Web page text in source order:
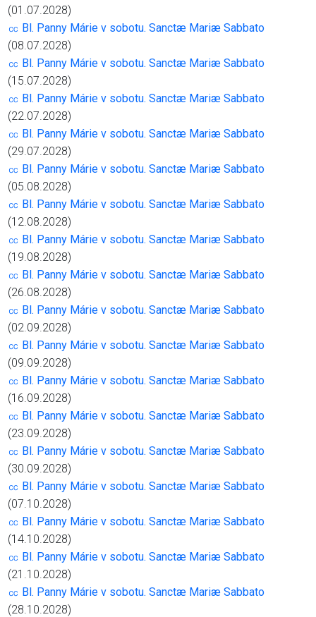
(01.07.2028)
㏄ Bl. Panny Márie v sobotu. Sanctæ Mariæ Sabbato
(08.07.2028)
㏄ Bl. Panny Márie v sobotu. Sanctæ Mariæ Sabbato
(15.07.2028)
㏄ Bl. Panny Márie v sobotu. Sanctæ Mariæ Sabbato
(22.07.2028)
㏄ Bl. Panny Márie v sobotu. Sanctæ Mariæ Sabbato
(29.07.2028)
㏄ Bl. Panny Márie v sobotu. Sanctæ Mariæ Sabbato
(05.08.2028)
㏄ Bl. Panny Márie v sobotu. Sanctæ Mariæ Sabbato
(12.08.2028)
㏄ Bl. Panny Márie v sobotu. Sanctæ Mariæ Sabbato
(19.08.2028)
㏄ Bl. Panny Márie v sobotu. Sanctæ Mariæ Sabbato
(26.08.2028)
㏄ Bl. Panny Márie v sobotu. Sanctæ Mariæ Sabbato
(02.09.2028)
㏄ Bl. Panny Márie v sobotu. Sanctæ Mariæ Sabbato
(09.09.2028)
㏄ Bl. Panny Márie v sobotu. Sanctæ Mariæ Sabbato
(16.09.2028)
㏄ Bl. Panny Márie v sobotu. Sanctæ Mariæ Sabbato
(23.09.2028)
㏄ Bl. Panny Márie v sobotu. Sanctæ Mariæ Sabbato
(30.09.2028)
㏄ Bl. Panny Márie v sobotu. Sanctæ Mariæ Sabbato
(07.10.2028)
㏄ Bl. Panny Márie v sobotu. Sanctæ Mariæ Sabbato
(14.10.2028)
㏄ Bl. Panny Márie v sobotu. Sanctæ Mariæ Sabbato
(21.10.2028)
㏄ Bl. Panny Márie v sobotu. Sanctæ Mariæ Sabbato
(28.10.2028)